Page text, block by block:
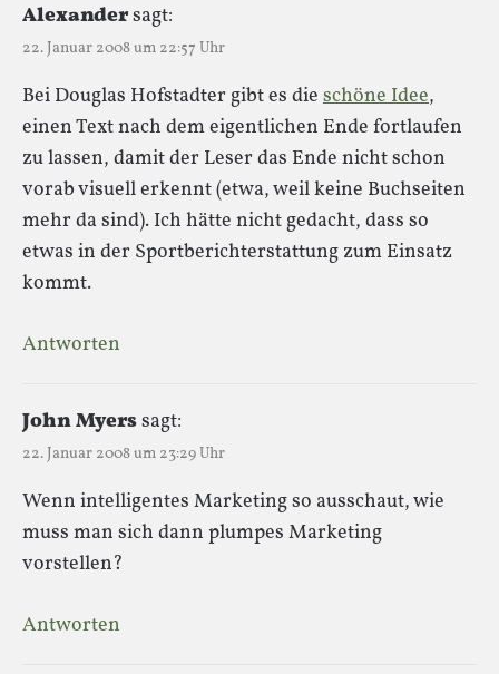
Alexandersagt:
22. Januar 2008 um 22:57 Uhr
Bei Douglas Hofstadter gibt es die schöne Idee,
einen Text nach dem eigentlichen Ende fortlaufen
zu lassen, damit der Leser das Ende nicht schon
vorab visuell erkennt (etwa, weil keine Buchseiten
mehr da sind). Ich hätte nicht gedacht, dass so
etwas in der Sportberichterstattung zum Einsatz
kommt.
Antworten
John Myerssagt:
22. Januar 2008 um 23:29 Uhr
Wenn intelligentes Marketing so ausschaut, wie
muss man sich dann plumpes Marketing
vorstellen?
Antworten